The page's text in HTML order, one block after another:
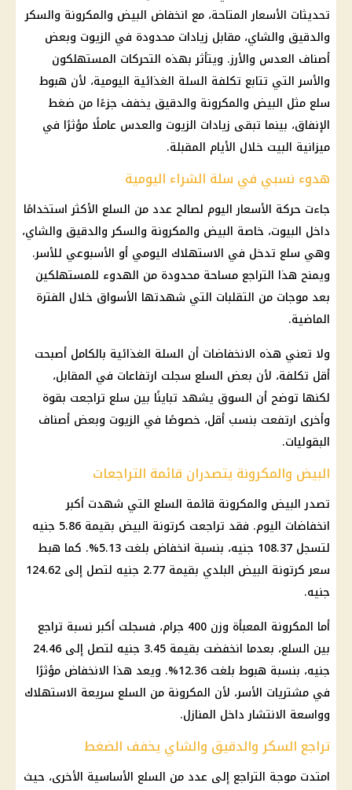
تحديثات الأسعارالمتاحة، مع انخفاض البيض والمكرونة والسكر
والدقيق والشاي، مقابل زيادات محدودة في الزيوت وبعض
أصناف العدس والأرز. ويتأثر بهذه التحركات المستهلكون
والأسر التي تتابع تكلفة السلة الغذائية اليومية، لأن هبوط
سلع مثل البيض والمكرونة والدقيق يخفف جزءًا من ضغط
الإنفاق، بينما تبقى زيادات الزيوت والعدس عاملًا مؤثرًا في
ميزانية البيت خلال الأيام المقبلة.
هدوء نسبي في سلة الشراء اليومية
جاءت حركة الأسعاراليوم لصالح عدد من السلع الأكثر استخدامًا
داخل البيوت، خاصة البيض والمكرونة والسكر والدقيق والشاي،
وهي سلع تدخل في الاستهلاك اليومي أو الأسبوعي للأسر.
ويمنح هذا التراجع مساحة محدودة من الهدوء للمستهلكين
بعد موجات من التقلبات التي شهدتها الأسواق خلال الفترة
الماضية.
ولا تعني هذه الانخفاضات أن السلة الغذائية بالكامل أصبحت
أقل تكلفة، لأن بعض السلع سجلت ارتفاعات في المقابل،
لكنها توضح أن السوق يشهد تباينًا بين سلع تراجعت بقوة
وأخرى ارتفعت بنسب أقل، خصوصًا في الزيوت وبعض أصناف
البقوليات.
البيض والمكرونة يتصدران قائمة التراجعات
تصدر البيض والمكرونة قائمة السلع التي شهدت أكبر
انخفاضات اليوم. فقد تراجعت كرتونة البيض
بقيمة 5.86 جنيه
لتسجل 108.37 جنيه، بنسبة انخفاض بلغت 5.13%. كما هبط
سعر كرتونة البيض
البلدي بقيمة 2.77 جنيه لتصل إلى 124.62
جنيه.
أما المكرونة المعبأة وزن 400 جرام، فسجلت أكبر نسبة تراجع
بين السلع، بعدما انخفضت بقيمة 3.45 جنيه لتصل إلى 24.46
جنيه، بنسبة هبوط بلغت 12.36%. ويعد هذا الانخفاض مؤثرًا
في مشتريات الأسر، لأن المكرونة من السلع سريعة الاستهلاك
وواسعة الانتشار داخل المنازل.
تراجع السكر والدقيق والشاي يخفف الضغط
امتدت موجة التراجع إلى عدد من السلع الأساسية الأخرى، حيث